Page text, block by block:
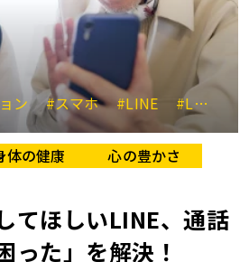
ョン #スマホ #LINE #LINE通話
体の健康
心の豊かさ
てほしいLINE、通話
った」を解決！